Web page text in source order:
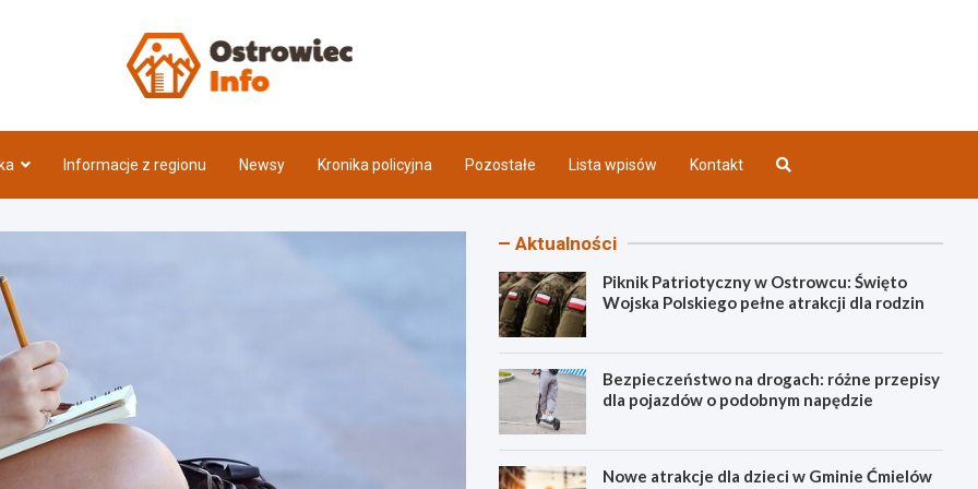
Informacje z regionu Newsy Kronika policyjna Pozostałe Lista wpisów Kontakt
Aktualności
Piknik Patriotyczny w Ostrowcu: Święto
Wojska Polskiego pełne atrakcji dla rodzin
Bezpieczeństwo na drogach: różne przepisy
dla pojazdów o podobnym napędzie
Nowe atrakcje dla dzieci w Gminie Ćmielów